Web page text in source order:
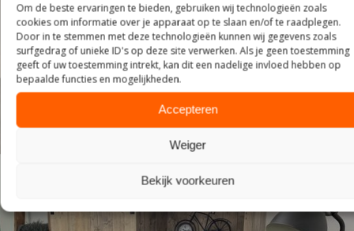
Om de beste ervaringen te bieden, gebruiken wij technologieën zoals
cookies om informatie over je apparaat op te slaan en/of te raadplegen.
Door in te stemmen met deze technologieën kunnen wij gegevens zoals
surfgedrag of unieke ID's op deze site verwerken. Als je geen toestemming
geeft of uw toestemming intrekt, kan dit een nadelige invloed hebben op
bepaalde functies en mogelijkheden.
Accepteren
Weiger
Bekijk voorkeuren
ZITTEN